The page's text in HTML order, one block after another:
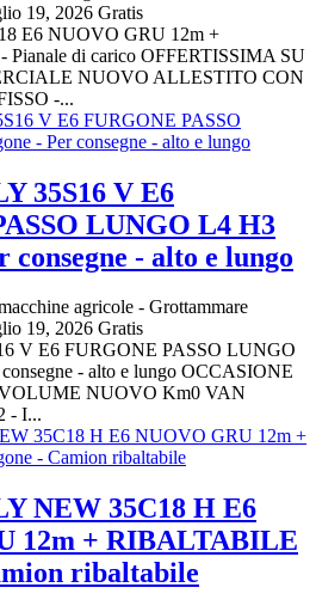
19, 2026 Gratis
E6 NUOVO GRU 12m +
Pianale di carico OFFERTISSIMA SU
NUOVO ALLESTITO CON
-...
35S16 V E6
LUNGO L4 H3
consegne - alto e lungo
agricole - Grottammare
19, 2026 Gratis
V E6 FURGONE PASSO LUNGO
- alto e lungo OCCASIONE
NUOVO Km0 VAN
- I...
NEW 35C18 H E6
12m + RIBALTABILE
ribaltabile